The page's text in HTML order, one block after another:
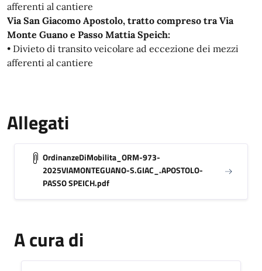
afferenti al cantiere
Via San Giacomo Apostolo, tratto compreso tra Via
Monte Guano e Passo Mattia Speich:
• Divieto di transito veicolare ad eccezione dei mezzi
afferenti al cantiere
Allegati
OrdinanzeDiMobilita_ORM-973-
2025VIAMONTEGUANO-S.GIAC_.APOSTOLO-
PASSO SPEICH.pdf
A cura di